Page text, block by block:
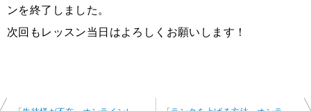
ンを終了しました。
次回もレッスン当日はよろしくお願いします！